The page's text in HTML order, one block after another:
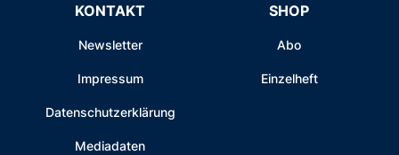
KONTAKT
Newsletter
Impressum
Datenschutzerklärung
Mediadaten
SHOP
Abo
Einzelheft